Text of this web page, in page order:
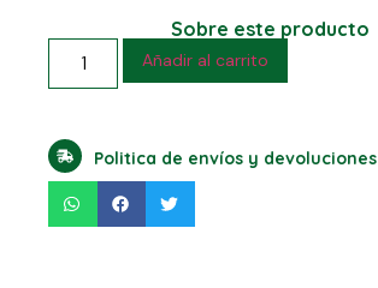
Sobre este producto
Añadir al carrito
Politica de envíos y devoluciones